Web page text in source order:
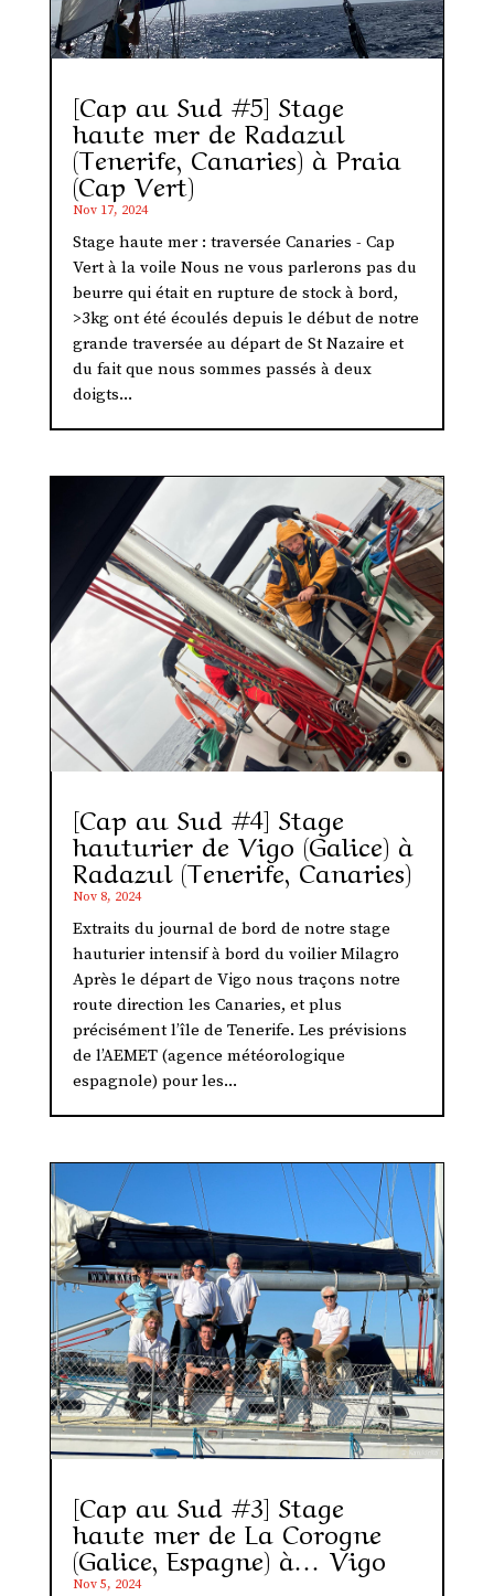
[Cap au Sud #5] Stage
haute mer de Radazul
(Tenerife, Canaries) à Praia
(Cap Vert)
Nov 17, 2024
Stage haute mer : traversée Canaries - Cap
Vert à la voile Nous ne vous parlerons pas du
beurre qui était en rupture de stock à bord,
>3kg ont été écoulés depuis le début de notre
grande traversée au départ de St Nazaire et
du fait que nous sommes passés à deux
doigts...
[Cap au Sud #4] Stage
hauturier de Vigo (Galice) à
Radazul (Tenerife, Canaries)
Nov 8, 2024
Extraits du journal de bord de notre stage
hauturier intensif à bord du voilier Milagro
Après le départ de Vigo nous traçons notre
route direction les Canaries, et plus
précisément l’île de Tenerife. Les prévisions
de l’AEMET (agence météorologique
espagnole) pour les...
[Cap au Sud #3] Stage
haute mer de La Corogne
(Galice, Espagne) à… Vigo
Nov 5, 2024